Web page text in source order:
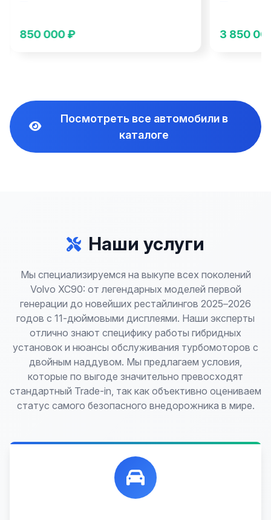
3 850 000 ₽ 4 850
Посмотреть все автомобили в
каталоге
Наши услуги
Мы специализируемся на выкупе всех поколений
Volvo XC90: от легендарных моделей первой
генерации до новейших рестайлингов 2025–2026
годов с 11-дюймовыми дисплеями. Наши эксперты
отлично знают специфику работы гибридных
установок и нюансы обслуживания турбомоторов с
двойным наддувом. Мы предлагаем условия,
которые по выгоде значительно превосходят
стандартный Trade-in, так как объективно оцениваем
статус самого безопасного внедорожника в мире.
Лучшие предложения по выкупу автомобилей,
любых:
Кредитные